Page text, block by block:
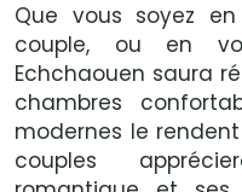
Que vous soyez
couple, ou en
Echchaouen saura
chambres
modernes le
couples